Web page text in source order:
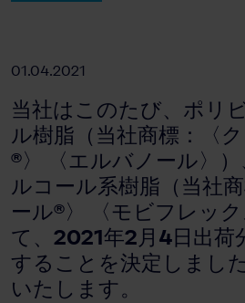
01.04.2021
当社はこのたび、ポリ
ル樹脂（当社商標：〈
®〉 〈エルバノール〉
ルコール系樹脂（当社
ール®〉 〈モビフレッ
て、2021年2月4日出荷
することを決定しまし
いたします。